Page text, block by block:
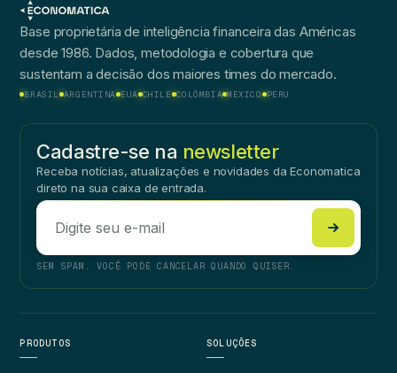
Base proprietária de inteligência financeira das Américas
desde 1986. Dados, metodologia e cobertura que
sustentam a decisão dos maiores times do mercado.
BRASIL ARGENTINA EUA CHILE COLÔMBIA MÉXICO PERU
Cadastre-se na newsletter
Receba notícias, atualizações e novidades da Economatica
direto na sua caixa de entrada.
SEM SPAM. VOCÊ PODE CANCELAR QUANDO QUISER.
PRODUTOS SOLUÇÕES